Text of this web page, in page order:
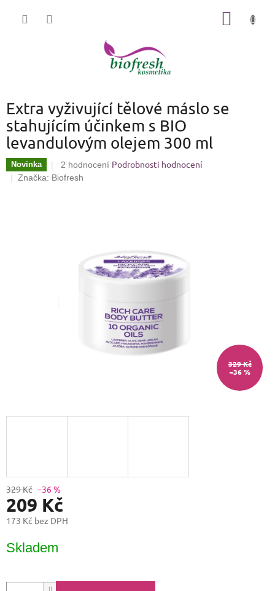
Extra vyživující tělové máslo se
stahujícím účinkem s BIO
levandulovým olejem 300 ml
Novinka
Průměrné
hodnocení
2 hodnocení Podrobnosti hodnocení
Značka: Biofresh
329 Kč
–36 %
329 Kč –36 %
209 Kč
173 Kč bez DPH
cena:
Skladem